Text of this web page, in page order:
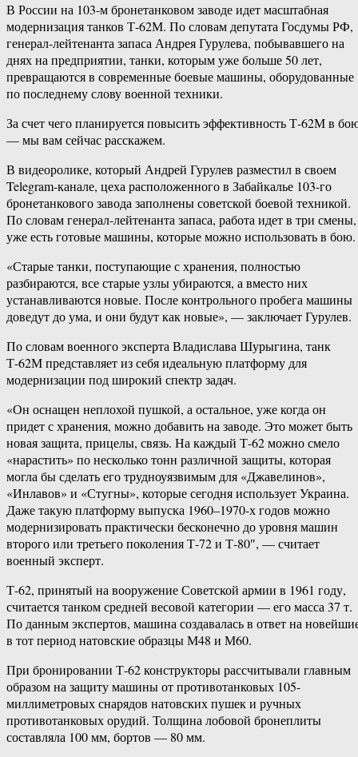
В России на 103-м бронетанковом заводе идет масштабная
модернизация танков Т-62М. По словам депутата Госдумы РФ,
генерал-лейтенанта запаса Андрея Гурулева, побывавшего на
днях на предприятии, танки, которым уже больше 50 лет,
превращаются в современные боевые машины, оборудованные
по последнему слову военной техники.
За счет чего планируется повысить эффективность Т-62М в
— мы вам сейчас расскажем.
В видеоролике, который Андрей Гурулев разместил в своем
Telegram-канале, цеха расположенного в Забайкалье 103-го
бронетанкового завода заполнены советской боевой техникой.
По словам генерал-лейтенанта запаса, работа идет в три смены,
уже есть готовые машины, которые можно использовать в бою.
«Старые танки, поступающие с хранения, полностью
разбираются, все старые узлы убираются, а вместо них
устанавливаются новые. После контрольного пробега машины
доведут до ума, и они будут как новые», — заключает Гурулев.
По словам военного эксперта Владислава Шурыгина, танк
Т-62М представляет из себя идеальную платформу для
модернизации под широкий спектр задач.
«Он оснащен неплохой пушкой, а остальное, уже когда он
придет с хранения, можно добавить на заводе. Это может быть
новая защита, прицелы, связь. На каждый Т-62 можно смело
«нарастить» по несколько тонн различной защиты, которая
могла бы сделать его трудноуязвимым для «Джавелинов»,
«Инлавов» и «Стугны», которые сегодня использует Украина.
Даже такую платформу выпуска 1960–1970-х годов можно
модернизировать практически бесконечно до уровня машин
второго или третьего поколения Т-72 и Т-80″, — считает
военный эксперт.
Т-62, принятый на вооружение Советской армии в 1961 году,
считается танком средней весовой категории — его масса 37 т.
По данным экспертов, машина создавалась в ответ на
в тот период натовские образцы М48 и М60.
При бронировании Т-62 конструкторы рассчитывали главным
образом на защиту машины от противотанковых 105-
миллиметровых снарядов натовских пушек и ручных
противотанковых орудий. Толщина лобовой бронеплиты
составляла 100 мм, бортов — 80 мм.